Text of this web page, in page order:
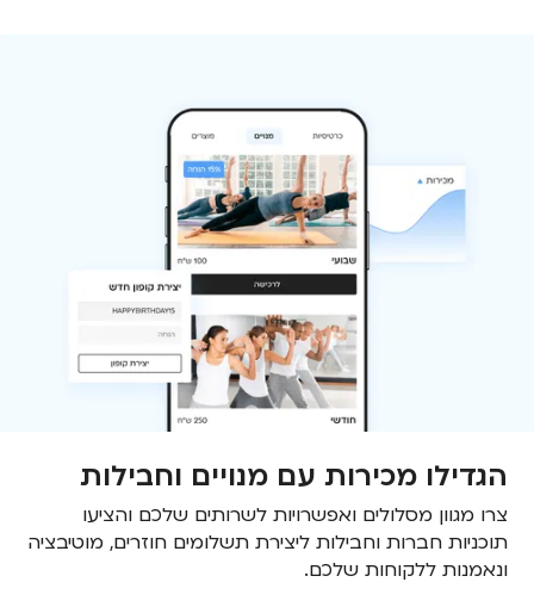
הגדילו מכירות עם מנויים וחבילות
צרו מגוון מסלולים ואפשרויות לשרותים שלכם והציעו
תוכניות חברות וחבילות ליצירת תשלומים חוזרים, מוטיבציה
ונאמנות ללקוחות שלכם.